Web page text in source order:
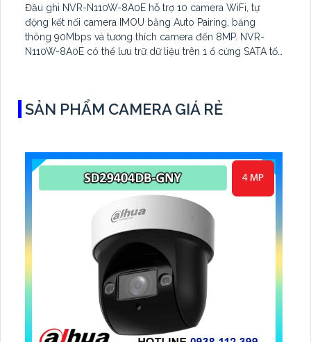
Đầu ghi NVR-N110W-8A0E hỗ trợ 10 camera WiFi, tự
động kết nối camera IMOU bằng Auto Pairing, băng
thông 90Mbps và tương thích camera đến 8MP. NVR-
N110W-8A0E có thể lưu trữ dữ liệu trên 1 ổ cứng SATA tối
SẢN PHẨM CAMERA GIÁ RẺ